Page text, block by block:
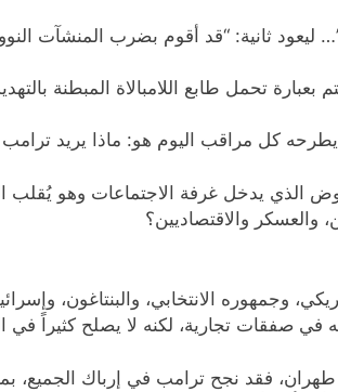
ثانية: “قد أقوم بضرب المنشآت
تحمل طابع اللامبالاة المبطنة
كل مراقب اليوم هو: ماذا يريد ترامب
يدخل غرفة الاجتماعات وهو يُقلب
والعسكر والاقتصاديين؟
وجمهوره الانتخابي، والبنتاغون،
في صفقات تجارية، لكنه لا يصلح كثيراً في
فقد نجح ترامب في إرباك الجميع،